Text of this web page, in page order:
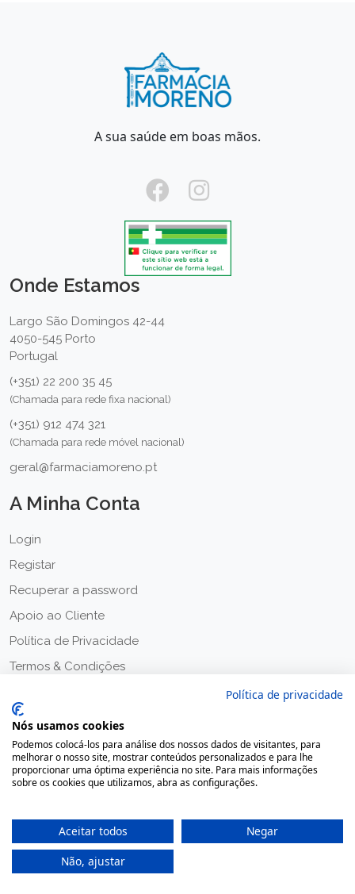
A sua saúde em boas mãos.
Onde Estamos
Largo São Domingos 42-44
4050-545 Porto
Portugal
(+351) 22 200 35 45
(Chamada para rede fixa nacional)
(+351) 912 474 321
(Chamada para rede móvel nacional)
geral@farmaciamoreno.pt
A Minha Conta
Login
Registar
Recuperar a password
Apoio ao Cliente
Política de Privacidade
Termos & Condições
2020 © Farmácia Moreno, Todos os direitos reservados.
Política de privacidade
Nós usamos cookies
Podemos colocá-los para análise dos nossos dados de visitantes, para
melhorar o nosso site, mostrar conteúdos personalizados e para lhe
proporcionar uma óptima experiência no site. Para mais informações
sobre os cookies que utilizamos, abra as configurações.
Aceitar todos
Negar
Não, ajustar